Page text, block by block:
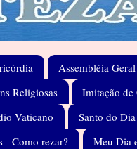
Assembléia
Religiosas Imitação de
Vaticano Santo do Dia
- Como rezar?
Meu Dia